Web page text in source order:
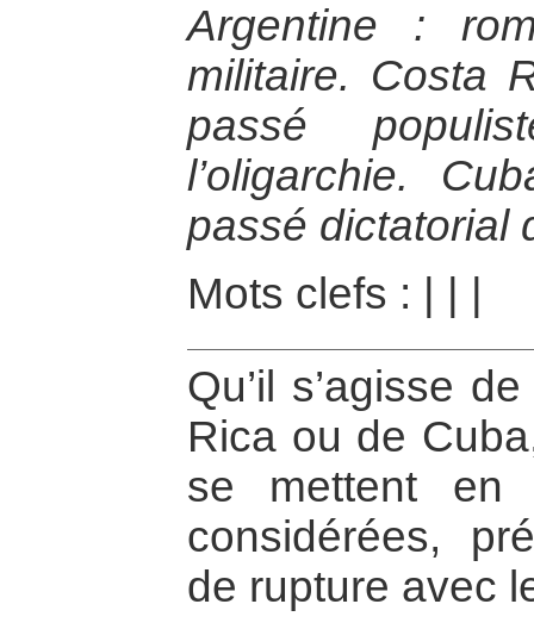
Argentine :
militaire. Costa
passé
l’oligarchie.
passé dictatorial
Mots clefs :
Qu’il s’agisse
Rica ou de
se mettent en
considérées,
de rupture avec